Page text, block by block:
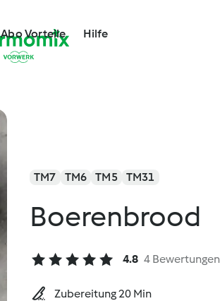
Abo Vorteile Hilfe
TM7 TM6 TM5 TM31
Boerenbrood
4.8 4 Bewertungen
Zubereitung 20 Min